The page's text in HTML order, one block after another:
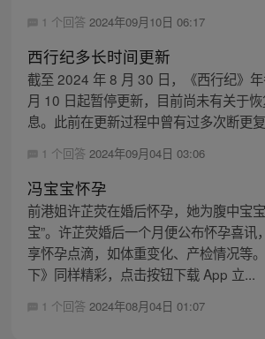
1 个回答 2024年09月10日 06:17
西行纪多长时间更新
截至 2024 年 8 月 30 日，《西行纪》
月 10 日起暂停更新，目前尚未有关于
息。此前在更新过程中曾有过多次断更复
1 个回答 2024年09月04日 03:06
冯宝宝怀孕
前港姐许芷荧在婚后怀孕，她为腹中宝
宝”。许芷荧婚后一个月便公布怀孕喜讯
享怀孕点滴，如体重变化、产检情况等
下》同样精彩，点击按钮下载 App 立...
1 个回答 2024年08月04日 01:07